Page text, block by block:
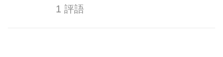
1 評語